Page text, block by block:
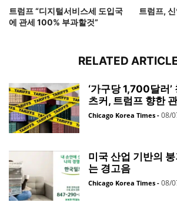
트럼프 “디지털서비스세 도입국
에 관세 100% 부과할것”
트럼프,
RELATED
‘가구당 1,700달러’
츠커, 트럼프 향한
Chicago Korea Times - 08/
미국 산업 기반의
는 경고음
Chicago Korea Times - 08/